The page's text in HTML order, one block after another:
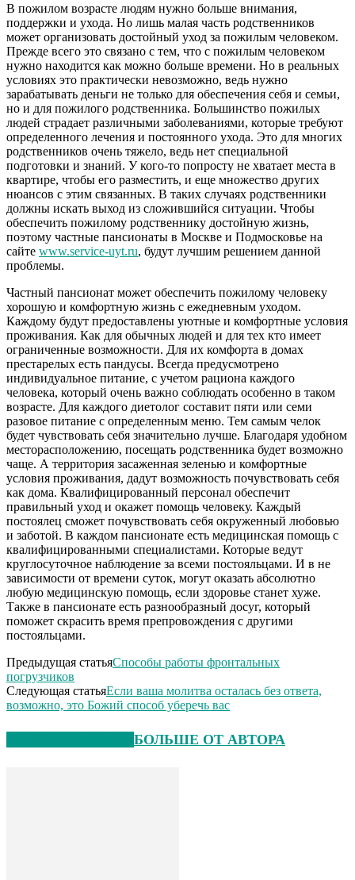
В пожилом возрасте людям нужно больше внимания,
поддержки и ухода. Но лишь малая часть родственников
может организовать достойный уход за пожилым человеком.
Прежде всего это связано с тем, что с пожилым человеком
нужно находится как можно больше времени. Но в реальных
условиях это практически невозможно, ведь нужно
зарабатывать деньги не только для обеспечения себя и семьи,
но и для пожилого родственника. Большинство пожилых
людей страдает различными заболеваниями, которые требуют
определенного лечения и постоянного ухода. Это для многих
родственников очень тяжело, ведь нет специальной
подготовки и знаний. У кого-то попросту не хватает места в
квартире, чтобы его разместить, и еще множество других
нюансов с этим связанных. В таких случаях родственники
должны искать выход из сложившийся ситуации. Чтобы
обеспечить пожилому родственнику достойную жизнь,
поэтому частные пансионаты в Москве и Подмосковье на
сайте www.service-uyt.ru, будут лучшим решением данной
проблемы.
Частный пансионат может обеспечить пожилому человеку
хорошую и комфортную жизнь с ежедневным уходом.
Каждому будут предоставлены уютные и комфортные условия
проживания. Как для обычных людей и для тех кто имеет
ограниченные возможности. Для их комфорта в домах
престарелых есть пандусы. Всегда предусмотрено
индивидуальное питание, с учетом рациона каждого
человека, который очень важно соблюдать особенно в таком
возрасте. Для каждого диетолог составит пяти или семи
разовое питание с определенным меню. Тем самым челок
будет чувствовать себя значительно лучше. Благодаря удобном
месторасположению, посещать родственника будет возможно
чаще. А территория засаженная зеленью и комфортные
условия проживания, дадут возможность почувствовать себя
как дома. Квалифицированный персонал обеспечит
правильный уход и окажет помощь человеку. Каждый
постоялец сможет почувствовать себя окруженный любовью
и заботой. В каждом пансионате есть медицинская помощь с
квалифицированными специалистами. Которые ведут
круглосуточное наблюдение за всеми постояльцами. И в не
зависимости от времени суток, могут оказать абсолютно
любую медицинскую помощь, если здоровье станет хуже.
Также в пансионате есть разнообразный досуг, который
поможет скрасить время препровождения с другими
постояльцами.
Предыдущая статьяСпособы работы фронтальных
погрузчиков
Следующая статьяЕсли ваша молитва осталась без ответа,
возможно, это Божий способ уберечь вас
БОЛЬШЕ ОТ АВТОРА